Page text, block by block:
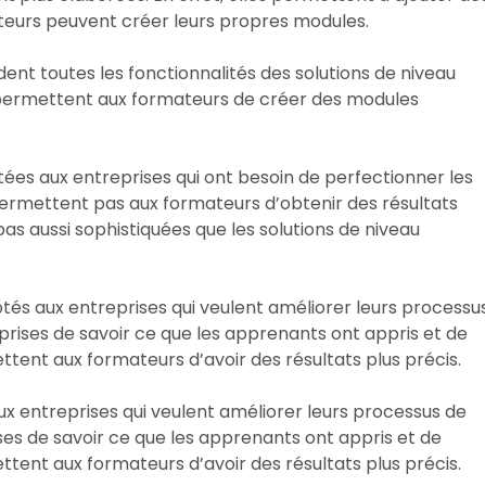
peuvent créer leurs propres modules.
toutes les fonctionnalités des solutions de niveau
aux formateurs de créer des modules
aux entreprises qui ont besoin de perfectionner les
pas aux formateurs d’obtenir des résultats
aussi sophistiquées que les solutions de niveau
aux entreprises qui veulent améliorer leurs
de savoir ce que les apprenants ont appris et de
aux formateurs d’avoir des résultats plus précis.
entreprises qui veulent améliorer leurs processus de
de savoir ce que les apprenants ont appris et de
aux formateurs d’avoir des résultats plus précis.